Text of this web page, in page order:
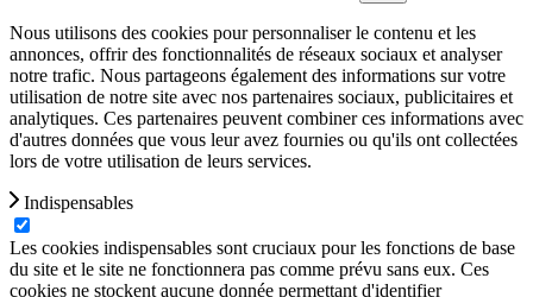
Nous utilisons des cookies pour personnaliser le contenu et les
annonces, offrir des fonctionnalités de réseaux sociaux et analyser
notre trafic. Nous partageons également des informations sur votre
utilisation de notre site avec nos partenaires sociaux, publicitaires et
analytiques. Ces partenaires peuvent combiner ces informations avec
d'autres données que vous leur avez fournies ou qu'ils ont collectées
lors de votre utilisation de leurs services.
Indispensables
Les cookies indispensables sont cruciaux pour les fonctions de base
du site et le site ne fonctionnera pas comme prévu sans eux. Ces
cookies ne stockent aucune donnée permettant d'identifier